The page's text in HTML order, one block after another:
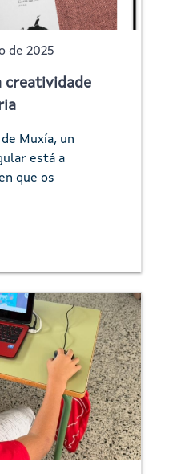
de 2025
creatividade
de Muxía, un
está a
que os